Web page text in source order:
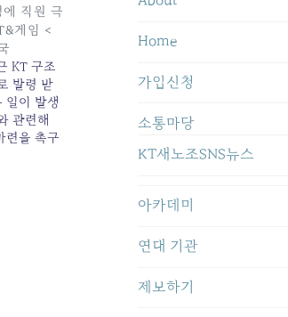
직원 극
게임 <
KT 구조
발령 받
일이 발생
관련해
련을 촉구
로구 KT
기자회
Home
가입신청
소통마당
KT새노조SNS뉴스
아카데미
연대 기관
제보하기